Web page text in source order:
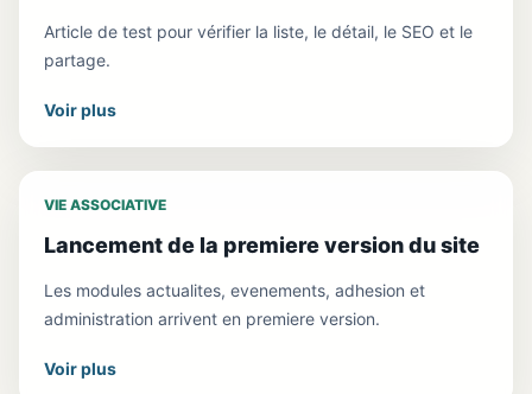
Article de test pour vérifier la liste, le détail, le SEO et le
partage.
Voir plus
VIE ASSOCIATIVE
Lancement de la premiere version du site
Les modules actualites, evenements, adhesion et
administration arrivent en premiere version.
Voir plus